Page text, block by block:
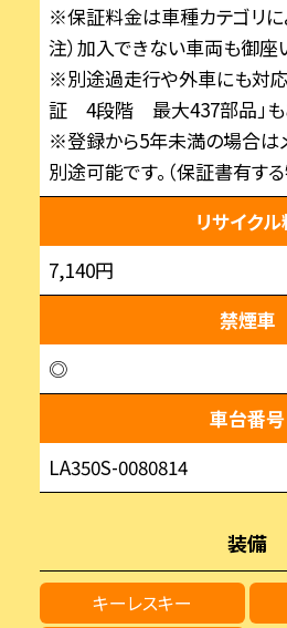
※保証料金は車種カテゴリに
注）加入できない車両も御座い
※別途過走行や外車にも対応
証 4段階 最大437部品」も
※登録から5年未満の場合は
別途可能です。（保証書有する
リサイク
7,140円
禁煙車
◎
車台番号
LA350S-0080814
装備
キーレスキー